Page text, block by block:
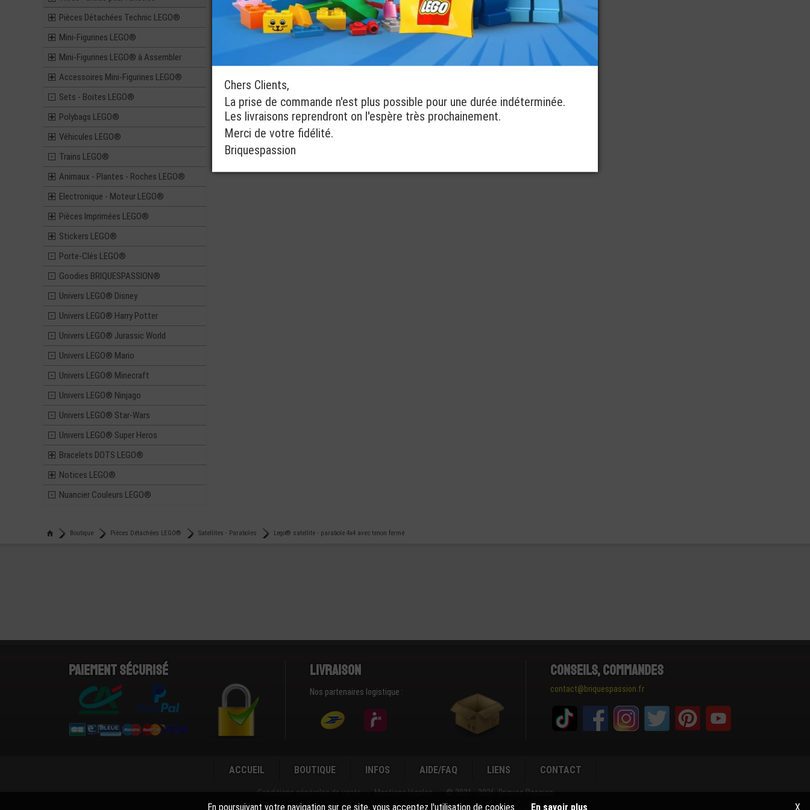
Pièces Détachées Technic LEGO®
Mini-Figurines LEGO®
Mini-Figurines LEGO® à Assembler
Accessoires Mini-Figurines LEGO®
Sets - Boites LEGO®
Polybags LEGO®
Véhicules LEGO®
Trains LEGO®
Animaux - Plantes - Roches LEGO®
Electronique - Moteur LEGO®
Pièces Imprimées LEGO®
Stickers LEGO®
Porte-Clés LEGO®
Goodies BRIQUESPASSION®
Univers LEGO® Disney
Univers LEGO® Harry Potter
Univers LEGO® Jurassic World
Univers LEGO® Mario
Univers LEGO® Minecraft
Univers LEGO® Ninjago
Univers LEGO® Star-Wars
Univers LEGO® Super Heros
Bracelets DOTS LEGO®
Notices LEGO®
Nuancier Couleurs LEGO®
Boutique Pièces Détachées LEGO® Satellites - Paraboles Lego® satellite - parabole 4x4 avec tenon fermé
Paiement sécurisé Livraison
Nos partenaires logistique :
Conseils, Commandes
contact@briquespassion.fr
ACCUEIL BOUTIQUE INFOS AIDE/FAQ LIENS CONTACT
Conditions générales de vente Mentions légales © 2021 - 2026 Briques Passion
Chers Clients,
La prise de commande n'est plus possible pour une durée indéterminée.
Les livraisons reprendront on l'espère très prochainement.
Merci de votre fidélité.
Briquespassion
En poursuivant votre navigation sur ce site, vous acceptez l'utilisation de cookies. En savoir plus X